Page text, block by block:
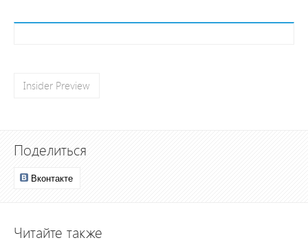
Insider Preview
Поделиться
Вконтакте
Читайте также